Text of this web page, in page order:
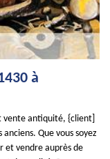
à
vente antiquité, {client]
Que vous soyez
et vendre auprès de